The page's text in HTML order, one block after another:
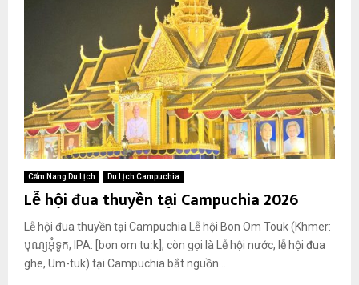
Cẩm Nang Du Lịch Du Lịch Campuchia
Lễ hội đua thuyền tại Campuchia 2026
Lễ hội đua thuyền tại Campuchia Lễ hội Bon Om Touk (Khmer:
បុណ្យអុំទូក, IPA: [bon om tuːk], còn gọi là Lễ hội nước, lễ hội đua
ghe, Um-tuk) tại Campuchia bắt nguồn...